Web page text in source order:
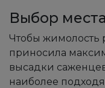
Выбор места
Чтобы
приносила
высадки
наиболее